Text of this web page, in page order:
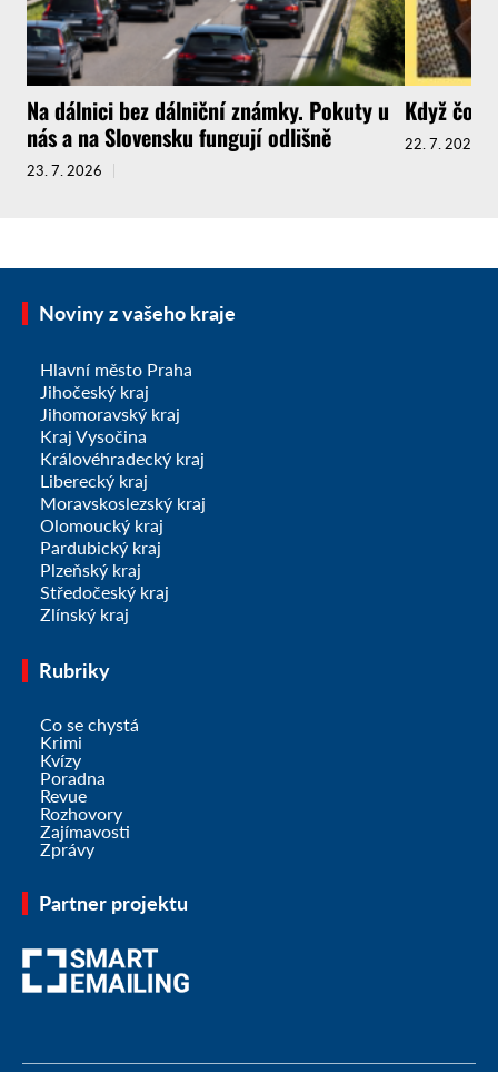
Na dálnici bez dálniční známky. Pokuty u
nás a na Slovensku fungují odlišně
23. 7. 2026
Když
22. 7. 2026
Noviny z vašeho kraje
Hlavní město Praha
Jihočeský kraj
Jihomoravský kraj
Kraj Vysočina
Královéhradecký kraj
Liberecký kraj
Moravskoslezský kraj
Olomoucký kraj
Pardubický kraj
Plzeňský kraj
Středočeský kraj
Zlínský kraj
Rubriky
Co se chystá
Krimi
Kvízy
Poradna
Revue
Rozhovory
Zajímavosti
Zprávy
Partner projektu